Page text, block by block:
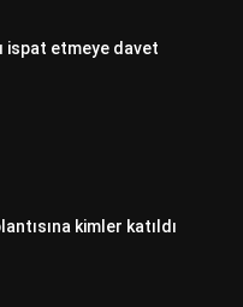
ispat etmeye davet
kimler katıldı